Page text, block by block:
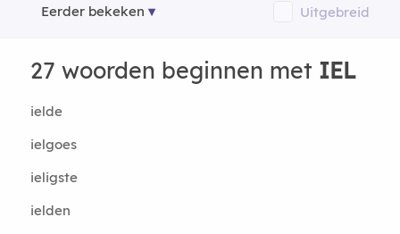
Eerder bekeken Uitgebreid
27 woorden beginnen met IEL
ielde
ielgoes
ieligste
ielden